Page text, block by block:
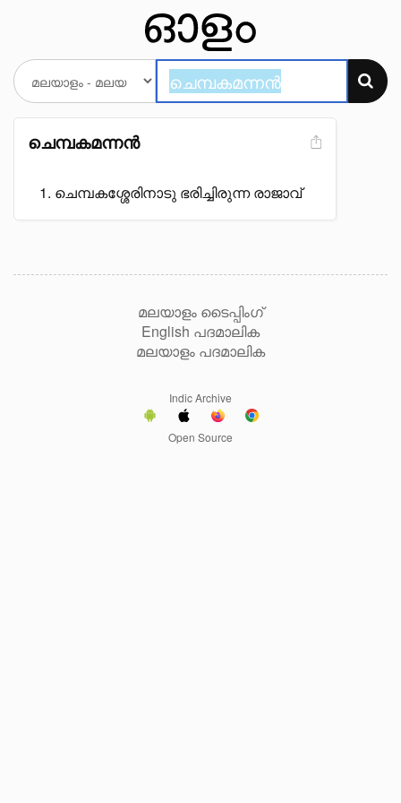
ചെമ്പകമന്നൻ
ചെമ്പകശ്ശേരിനാടു ഭരിച്ചിരുന്ന രാജാവ്
മലയാളം ടൈപ്പിംഗ്
English പദമാലിക
മലയാളം പദമാലിക
Indic Archive
Open Source